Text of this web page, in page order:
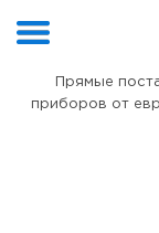
Прямые
приборов от